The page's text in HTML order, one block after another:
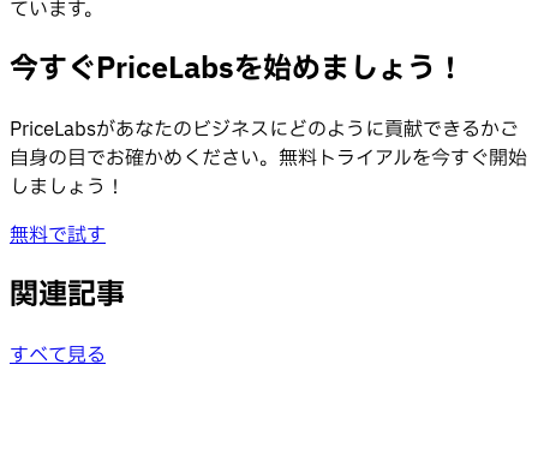
ています。
今すぐPriceLabsを始めましょう！
PriceLabsがあなたのビジネスにどのように貢献できるかご
自身の目でお確かめください。無料トライアルを今すぐ開始
しましょう！
無料で試す
関連記事
すべて見る